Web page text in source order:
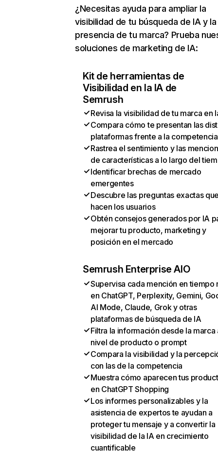
¿Necesitas ayuda para ampliar la
visibilidad de tu búsqueda de IA y la
presencia de tu marca? Prueba
soluciones de marketing de IA:
Kit de herramientas de
Visibilidad en la IA de
Semrush
Revisa la visibilidad de tu marca en
Compara cómo te presentan las
plataformas frente a la competencia
Rastrea el sentimiento y las
de características a lo largo del
Identificar brechas de mercado
emergentes
Descubre las preguntas exactas
hacen los usuarios
Obtén consejos generados por IA
mejorar tu producto, marketing y
posición en el mercado
Semrush Enterprise AIO
Supervisa cada mención en tiempo
en ChatGPT, Perplexity, Gemini,
AI Mode, Claude, Grok y otras
plataformas de búsqueda de IA
Filtra la información desde la marca
nivel de producto o prompt
Compara la visibilidad y la
con las de la competencia
Muestra cómo aparecen tus
en ChatGPT Shopping
Los informes personalizables y la
asistencia de expertos te ayudan a
proteger tu mensaje y a convertir la
visibilidad de la IA en crecimiento
cuantificable